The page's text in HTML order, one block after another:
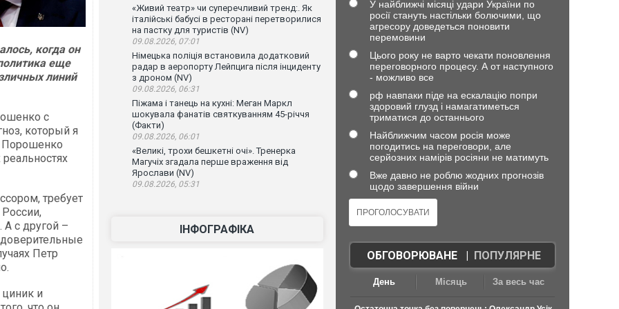
когда он
еще
линий
с
который я
Порошенко
требует
А с другой –
Петр
и
«Живий театр» чи суперечливий тренд:. Як
італійські бабусі в ресторані перетворилися
на пастку для туристів (NV)
09.08.2026, 07:01
Німецька поліція встановила додатковий
радар в аеропорту Лейпцига після інциденту
з дроном (NV)
09.08.2026, 06:31
Піжама і танець на кухні: Меган Маркл
шокувала фанатів святкуванням 45-річчя
(Факти)
09.08.2026, 06:01
«Великі, трохи бешкетні очі». Тренерка
Магучіх згадала перше враження від
Ярослави (NV)
09.08.2026, 05:31
ІНФОГРАФІКА
У найближчі місяці удари України по
росії стануть настільки болючими, що
агресору доведеться поновити
перемовини
Цього року не варто чекати поновлення
переговорного процесу. А от наступного
- можливо все
рф навпаки піде на ескалацію попри
здоровий глузд і намагатиметься
триматися до останнього
Найближчим часом росія може
погодитись на переговори, але
серйозних намірів росіяни не матимуть
Вже давно не роблю жодних прогнозів
щодо завершення війни
ОБГОВОРЮВАНЕ| ПОПУЛЯРНЕ
День Місяць За весь час